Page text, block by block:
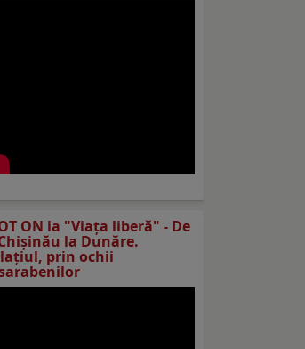
ON la "Viaţa liberă" - De
la Dunăre.
prin ochii